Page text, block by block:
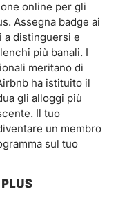
online per gli
Assegna badge ai
a distinguersi e
più banali. I
meritano di
ha istituito il
gli alloggi più
Il tuo
un membro
sul tuo